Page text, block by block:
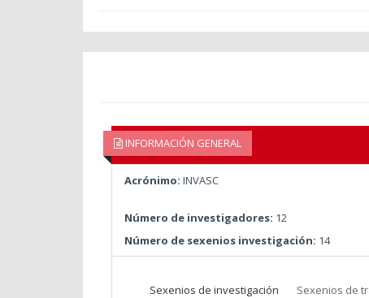
INFORMACIÓN GENERAL
Acrónimo: INVASC
Número de investigadores: 12
Número de sexenios investigación: 14
Sexenios de investigación Sexenios de